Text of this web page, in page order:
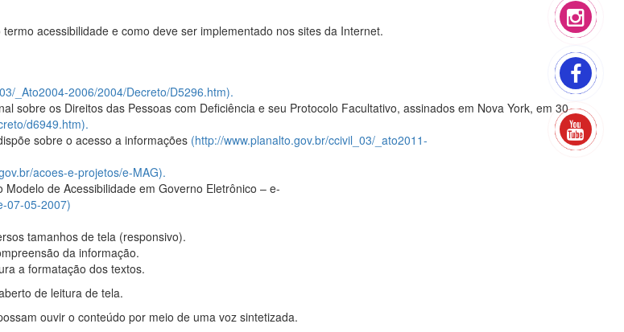
acessibilidade e como deve ser implementado nos sites da Internet.
_Ato2004-2006/2004/Decreto/D5296.htm).
sobre os Direitos das Pessoas com Deficiência e seu Protocolo Facultativo, assinados em Nova York, em 30
d6949.htm).
sobre o acesso a informações (http://www.planalto.gov.br/ccivil_03/_ato2011-
acoes-e-projetos/e-MAG).
de Acessibilidade em Governo Eletrônico – e-
07-05-2007)
tamanhos de tela (responsivo).
da informação.
a formatação dos textos.
de leitura de tela.
ouvir o conteúdo por meio de uma voz sintetizada.